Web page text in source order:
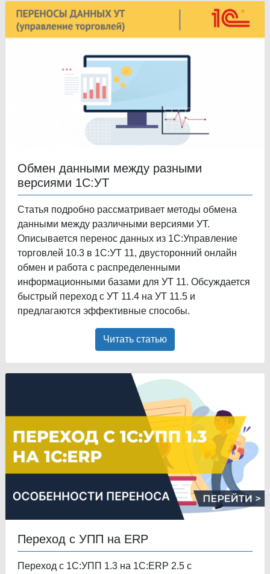
Обмен данными между разными
версиями 1С:УТ
Статья подробно рассматривает методы обмена
данными между различными версиями УТ.
Описывается перенос данных из 1С:Управление
торговлей 10.3 в 1С:УТ 11, двусторонний онлайн
обмен и работа с распределенными
информационными базами для УТ 11. Обсуждается
быстрый переход с УТ 11.4 на УТ 11.5 и
предлагаются эффективные способы.
Читать статью
Переход с УПП на ERP
Переход с 1С:УПП 1.3 на 1С:ERP 2.5 с